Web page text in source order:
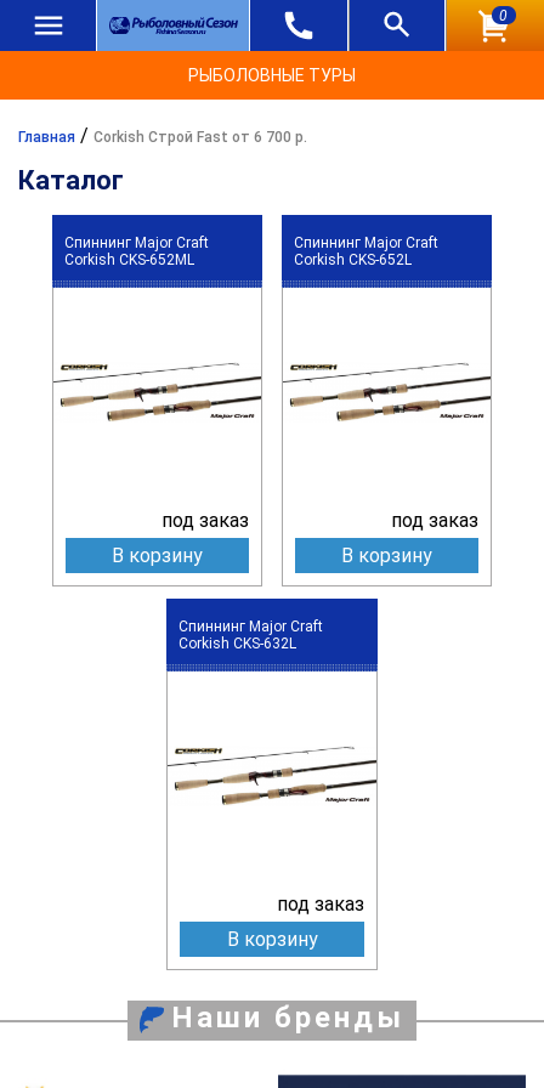
0
РЫБОЛОВНЫЕ ТУРЫ
Главная / Corkish Строй Fast от 6 700 р.
Каталог
Спиннинг Major Craft
Corkish CKS-652ML
под заказ
В корзину
Спиннинг Major Craft
Corkish CKS-652L
под заказ
В корзину
Спиннинг Major Craft
Corkish CKS-632L
под заказ
В корзину
Наши бренды